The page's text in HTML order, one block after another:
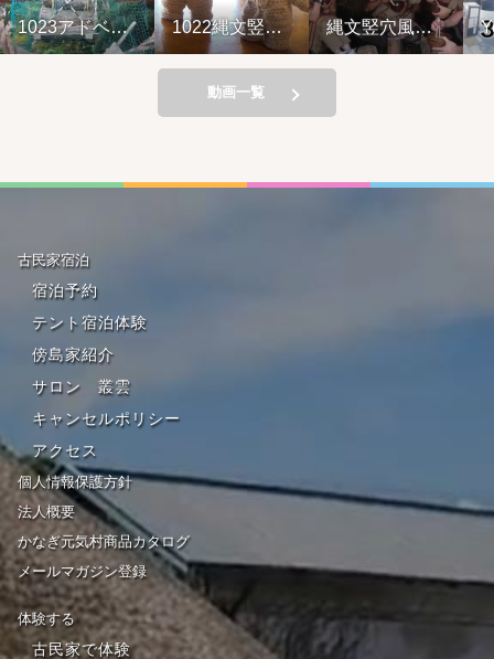
1023アドベン
チャーライド&
1022縄文竪穴
風住居設営と
縄文竪穴風住
居設営と縄文
動画一覧
古民家宿泊
宿泊予約
テント宿泊体験
傍島家紹介
サロン 叢雲
キャンセルポリシー
アクセス
個人情報保護方針
法人概要
かなぎ元気村商品カタログ
メールマガジン登録
体験する
古民家で体験